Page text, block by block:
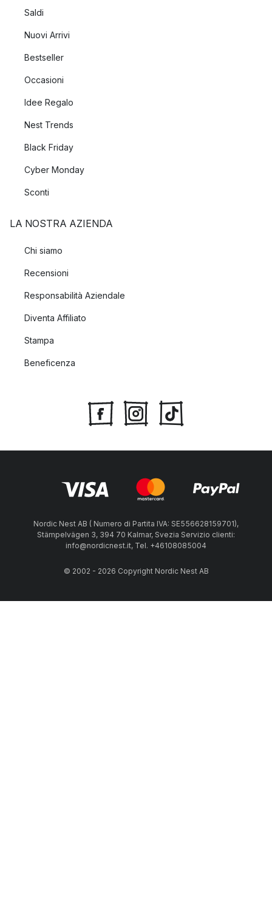
Saldi
Nuovi Arrivi
Bestseller
Occasioni
Idee Regalo
Nest Trends
Black Friday
Cyber Monday
Sconti
LA NOSTRA AZIENDA
Chi siamo
Recensioni
Responsabilità Aziendale
Diventa Affiliato
Stampa
Beneficenza
Nordic Nest AB ( Numero di Partita IVA: SE556628159701),
Stämpelvägen 3, 394 70 Kalmar, Svezia Servizio clienti:
info@nordicnest.it, Tel. +46108085004
© 2002 - 2026 Copyright Nordic Nest AB